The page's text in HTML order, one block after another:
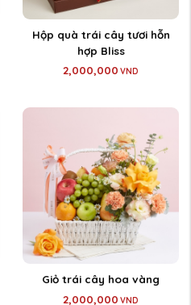
Hộp quà trái cây tươi hỗn
hợp Bliss
2,000,000 VND
Giỏ trái cây hoa vàng
2,000,000 VND